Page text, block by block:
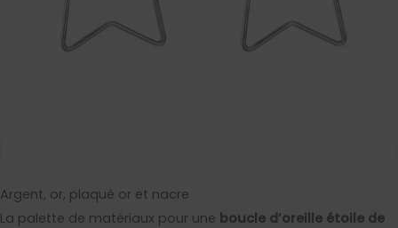
Argent, or, plaqué or et nacre
La palette de matériaux pour une boucle d’oreille étoile de